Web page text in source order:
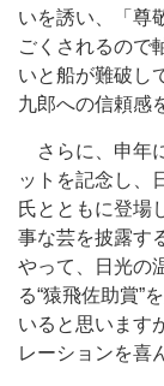
いを誘い、「尊
ごくされるので
いと船が難破し
九郎への信頼感
さらに、申年
ットを記念し、
氏とともに登場
事な芸を披露す
やって、日光の
る“猿飛佐助賞”
いると思います
レーションを喜